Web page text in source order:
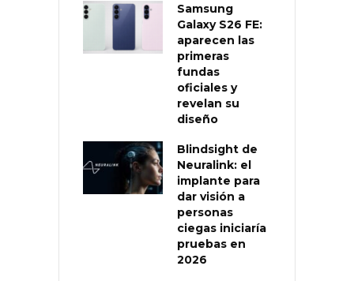
Samsung
Galaxy S26 FE:
aparecen las
primeras
fundas
oficiales y
revelan su
diseño
Blindsight de
Neuralink: el
implante para
dar visión a
personas
ciegas iniciaría
pruebas en
2026